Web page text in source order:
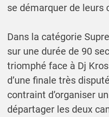
se démarquer de leurs
Dans la catégorie
sur une durée de 90
triomphé face à Dj
d’une finale très
contraint d’organiser
départager les deux